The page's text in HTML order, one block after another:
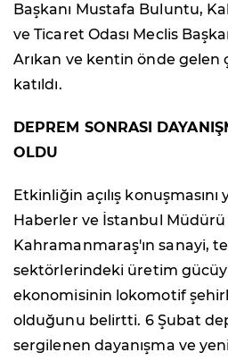
Başkanı Mustafa Buluntu,
ve Ticaret Odası Meclis
Arıkan ve kentin önde gelen
katıldı.
DEPREM SONRASI
OLDU
Etkinliğin açılış
Haberler ve İstanbul
Kahramanmaraş'ın sanayi,
sektörlerindeki üretim
ekonomisinin lokomotif
olduğunu belirtti. 6 Şubat
sergilenen dayanışma ve